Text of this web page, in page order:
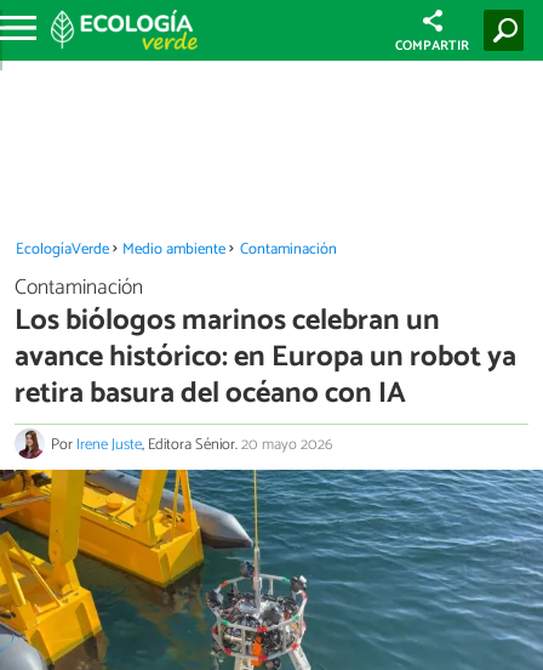
COMPARTIR
EcologíaVerde Medio ambiente Contaminación
Contaminación
Los biólogos marinos celebran un
avance histórico: en Europa un robot ya
retira basura del océano con IA
PorIrene Juste, Editora Sénior.20 mayo 2026